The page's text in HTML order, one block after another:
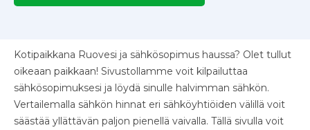
Kotipaikkana Ruovesi ja sähkösopimus haussa? Olet tullut
oikeaan paikkaan! Sivustollamme voit kilpailuttaa
sähkösopimuksesi ja löydä sinulle halvimman sähkön.
Vertailemalla sähkön hinnat eri sähköyhtiöiden välillä voit
säästää yllättävän paljon pienellä vaivalla. Tällä sivulla voit